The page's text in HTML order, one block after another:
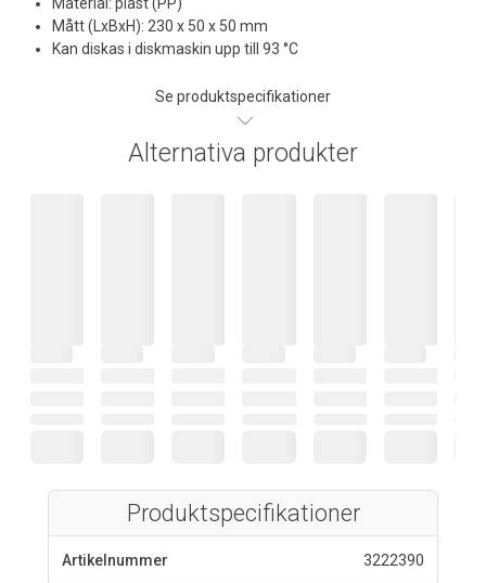
Mått (LxBxH): 230 x 50 x 50 mm
Kan diskas i diskmaskin upp till 93 °C
Se produktspecifikationer
Alternativa produkter
Produktspecifikationer
Artikelnummer 3222390